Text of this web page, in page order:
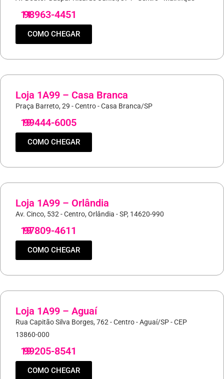
11
98963-4451
COMO CHEGAR
Loja 1A99 – Casa Branca
Praça Barreto, 29 - Centro - Casa Branca/SP
19
99444-6005
COMO CHEGAR
Loja 1A99 – Orlândia
Av. Cinco, 532 - Centro, Orlândia - SP, 14620-990
19
97809-4611
COMO CHEGAR
Loja 1A99 – Aguaí
Rua Capitão Silva Borges, 762 - Centro - Aguaí/SP - CEP
13860-000
19
99205-8541
COMO CHEGAR